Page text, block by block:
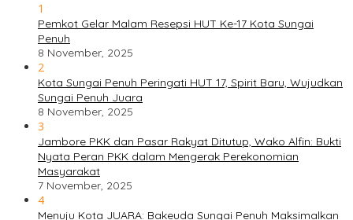
1
Pemkot Gelar Malam Resepsi HUT Ke-17 Kota Sungai
Penuh
8 November, 2025
2
Kota Sungai Penuh Peringati HUT 17, Spirit Baru, Wujudkan
Sungai Penuh Juara
8 November, 2025
3
Jambore PKK dan Pasar Rakyat Ditutup, Wako Alfin: Bukti
Nyata Peran PKK dalam Mengerak Perekonomian
Masyarakat
7 November, 2025
4
Menuju Kota JUARA: Bakeuda Sungai Penuh Maksimalkan